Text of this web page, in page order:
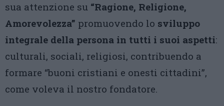
sua attenzione su “Ragione, Religione,
Amorevolezza” promuovendo lo sviluppo
integrale della persona in tutti i suoi aspetti:
culturali, sociali, religiosi, contribuendo a
formare “buoni cristiani e onesti cittadini”,
come voleva il nostro fondatore.